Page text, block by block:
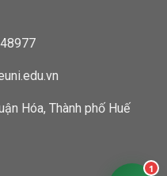
Hóa, Thành phố Huế
1